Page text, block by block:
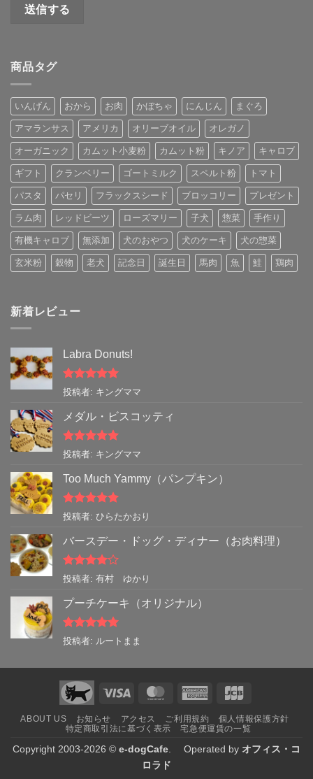
商品タグ
いんげん おから お肉 かぼちゃ にんじん まぐろ
アマランサス アメリカ オリーブオイル オレガノ
オーガニック カムット小麦粉 カムット粉 キノア キャロブ
ギフト クランベリー ゴートミルク スペルト粉 トマト
パスタ パセリ フラックスシード ブロッコリー プレゼント
ラム肉 レッドビーツ ローズマリー 子犬 惣菜 手作り
有機キャロブ 無添加 犬のおやつ 犬のケーキ 犬の惣菜
玄米粉 穀物 老犬 記念日 誕生日 馬肉 魚 鮭 鶏肉
新着レビュー
Labra Donuts!
5段階中5の
投稿者: キングママ
メダル・ビスコッティ
5段階中5の
投稿者: キングママ
Too Much Yammy（パンプキン）
5段階中5の
投稿者: ひらたかおり
バースデー・ドッグ・ディナー（お肉料理）
5段階中4
投稿者: 有村 ゆかり
プーチケーキ（オリジナル）
5段階中5の
投稿者: ルートまま
Visa MasterCardAmerican
ABOUT US お知らせ アクセス ご利用規約
個人情報保護方針
特定商取引法に基づく表示
宅急便運賃の一覧
Copyright 2003-2026 © e-dogCafe . Operated by オフィス・コ
ロラド